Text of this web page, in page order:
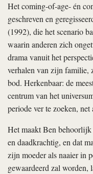
Het coming-of-age- én
geschreven en
(1992), die het scenario
waarin anderen zich
drama vanuit het
verhalen van zijn familie,
bod. Herkenbaar: de
centrum van het
periode ver te zoeken,
Het maakt Ben
en daadkrachtig, en dat
zijn moeder als naaier in
gewaardeerd zal